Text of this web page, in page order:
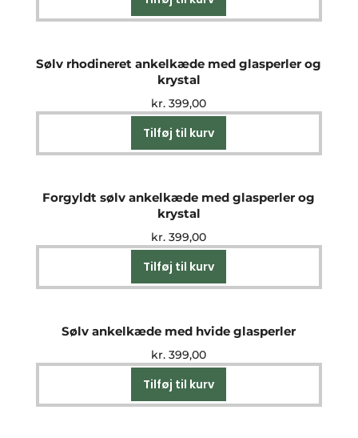
Sølv rhodineret ankelkæde med glasperler og
krystal
kr. 399,00
Tilføj til kurv
Forgyldt sølv ankelkæde med glasperler og
krystal
kr. 399,00
Tilføj til kurv
Sølv ankelkæde med hvide glasperler
kr. 399,00
Tilføj til kurv